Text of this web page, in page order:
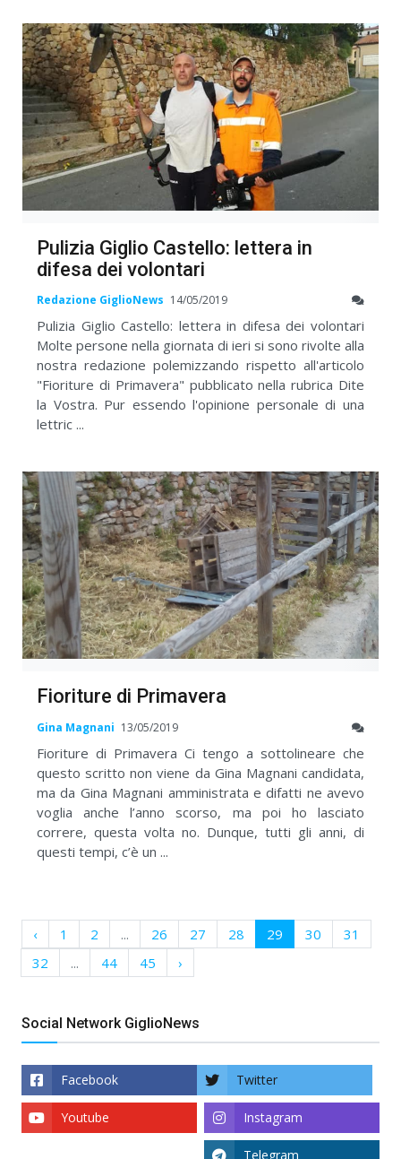
Pulizia Giglio Castello: lettera in
difesa dei volontari
Redazione GiglioNews 14/05/2019
Pulizia Giglio Castello: lettera in difesa dei volontari
Molte persone nella giornata di ieri si sono rivolte alla
nostra redazione polemizzando rispetto all'articolo
"Fioriture di Primavera" pubblicato nella rubrica Dite
la Vostra. Pur essendo l'opinione personale di una
lettric ...
Fioriture di Primavera
Gina Magnani 13/05/2019
Fioriture di Primavera Ci tengo a sottolineare che
questo scritto non viene da Gina Magnani candidata,
ma da Gina Magnani amministrata e difatti ne avevo
voglia anche l’anno scorso, ma poi ho lasciato
correre, questa volta no. Dunque, tutti gli anni, di
questi tempi, c’è un ...
‹ 1 2 ... 26 27 28 29 30
31
32
... 44 45 ›
Social Network GiglioNews
Facebook Twitter
Instagram
Youtube
Telegram